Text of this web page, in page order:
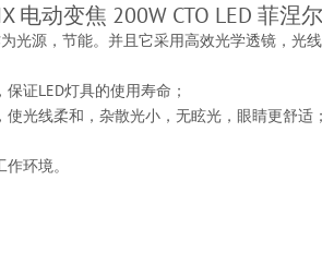
电动变焦 200W CTO LED 菲涅
光源，节能。并且它采用高效光学透镜，光
证LED灯具的使用寿命；
光线柔和，杂散光小，无眩光，眼睛更舒适；
环境。